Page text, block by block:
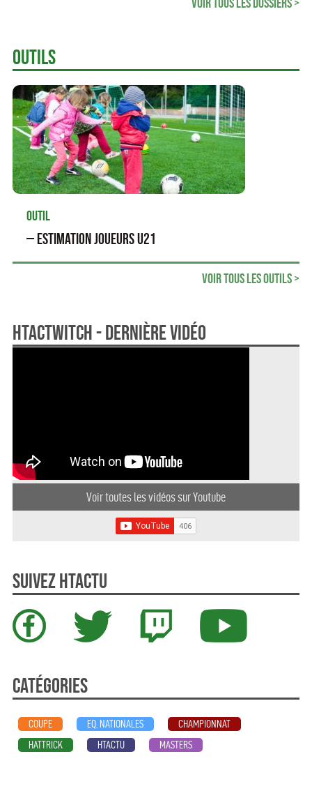
Outils
Outil
— Estimation joueurs U21
Voir tous les outils >
HTActwitch - dernière vidéo
Voir toutes les vidéos sur Youtube
Suivez HTActu
Catégories
COUPE EQ. NATIONALES
CHAMPIONNAT
HATTRICK
HTACTU MASTERS